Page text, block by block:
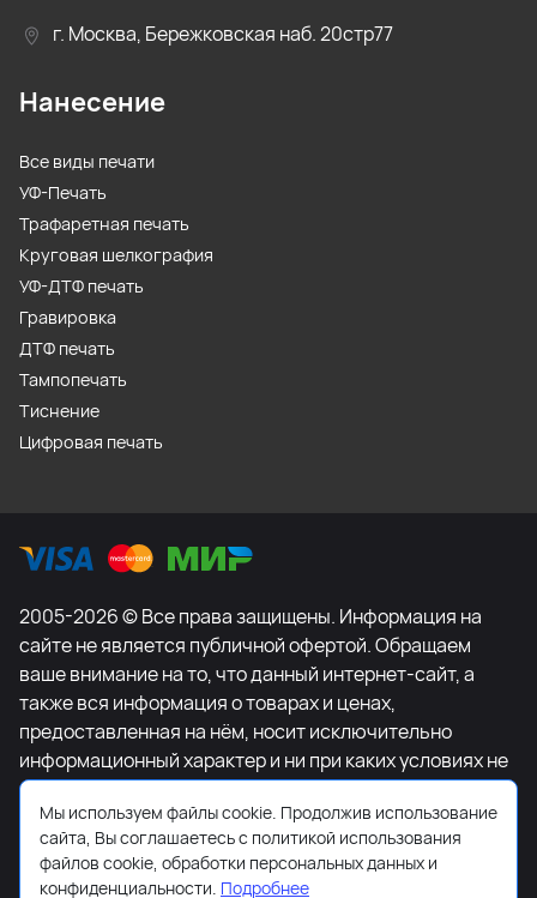
г. Москва, Бережковская наб. 20стр77
Нанесение
Все виды печати
УФ-Печать
Трафаретная печать
Круговая шелкография
УФ-ДТФ печать
Гравировка
ДТФ печать
Тампопечать
Тиснение
Цифровая печать
2005-2026 © Все права защищены. Информация на
сайте не является публичной офертой. Обращаем
ваше внимание на то, что данный интернет-сайт, а
также вся информация о товарах и ценах,
предоставленная на нём, носит исключительно
информационный характер и ни при каких условиях не
является публичной офертой, определяемой
положениями Статьи 437 Гражданского кодекса
Российской Федерации. Для получения подробной
информации о наличии и стоимости указанных
Мы используем файлы cookie. Продолжив использование
сайта, Вы соглашаетесь с политикой использования
файлов cookie, обработки персональных данных и
конфиденциальности. Подробнее